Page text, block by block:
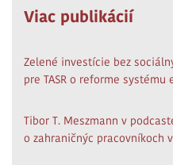
Viac publikácií
Zelené investície bez
pre TASR o reforme
Tibor T. Meszmann v
o zahraničnýc pracovníkoch